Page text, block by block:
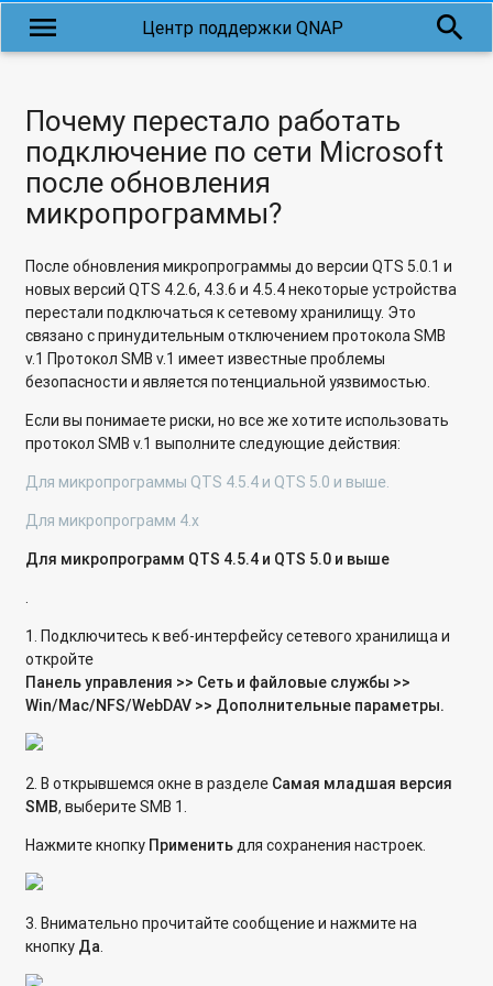
menu Центр поддержки QNAP search
Почему перестало работать
подключение по сети Microsoft
после обновления
микропрограммы?
После обновления микропрограммы до версии QTS 5.0.1 и
новых версий QTS 4.2.6, 4.3.6 и 4.5.4 некоторые устройства
перестали подключаться к сетевому хранилищу. Это
связано с принудительным отключением протокола SMB
v.1 Протокол SMB v.1 имеет известные проблемы
безопасности и является потенциальной уязвимостью.
Если вы понимаете риски, но все же хотите использовать
протокол SMB v.1 выполните следующие действия:
Для микропрограммы QTS 4.5.4 и QTS 5.0 и выше.
Для микропрограмм 4.х
Для микропрограмм QTS 4.5.4 и QTS 5.0 и выше
.
1. Подключитесь к веб-интерфейсу сетевого хранилища и
откройте
Панель управления >> Сеть и файловые службы >>
Win/Mac/NFS/WebDAV >> Дополнительные параметры.
2. В открывшемся окне в разделе Самая младшая версия
SMB, выберите SMB 1.
Нажмите кнопку Применитьдля сохранения настроек.
3. Внимательно прочитайте сообщение и нажмите на
кнопку Да.